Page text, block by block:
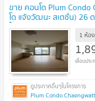
ขาย คอนโด Plum
โด แจ้งวัฒนะ สเตชั่น) 26
ได้ 1 คัน UPDATE !
1 ห้อ
Plum Condo